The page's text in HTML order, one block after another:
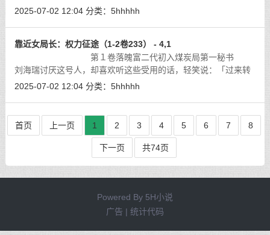
一下！」 [详细]
2025-07-02 12:04 分类： 5hhhhh
靠近女局长：权力征途（1-2卷233） - 4,1
第１卷落魄富二代初入煤炭局第一秘书
刘海瑞讨厌这号人，却喜欢听这些受用的话，轻笑说：「过来转
转，不需要啥东西！」胖女人溜须拍马的笑说：「领导是来检查
2025-07-02 12:04 分类： 5hhhhh
首页 上一页 1 2 3 4 5 6 7 8
下一页 共74页
Powered By 5H小说
广告 | 统计代码